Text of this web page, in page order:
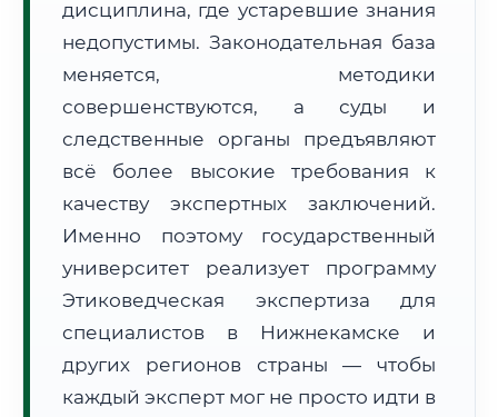
Формат учебы:
Дистанционно
🗺️ Зона обслуживания: г. Нижнекамск
• Маршрут транзита: ~1 953 км
📜 Документы и аккредитация ФИС ФРДО
дисциплина, где устаревшие знания
недопустимы. Законодательная база
меняется, методики
совершенствуются, а суды и
следственные органы предъявляют
всё более высокие требования к
качеству экспертных заключений.
Именно поэтому государственный
университет реализует программу
Этиковедческая экспертиза для
специалистов в Нижнекамске и
других регионов страны — чтобы
каждый эксперт мог не просто идти в